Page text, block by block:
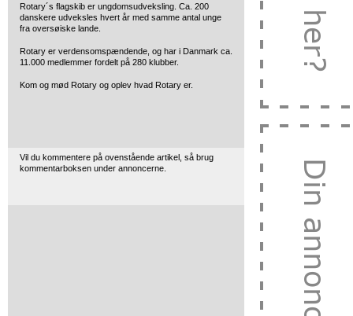
Rotary´s flagskib er ungdomsudveksling. Ca. 200
danskere udveksles hvert år med samme antal unge
fra oversøiske lande.
Rotary er verdensomspændende, og har i Danmark ca.
11.000 medlemmer fordelt på 280 klubber.
Kom og mød Rotary og oplev hvad Rotary er.
Vil du kommentere på ovenstående artikel, så brug
kommentarboksen under annoncerne.